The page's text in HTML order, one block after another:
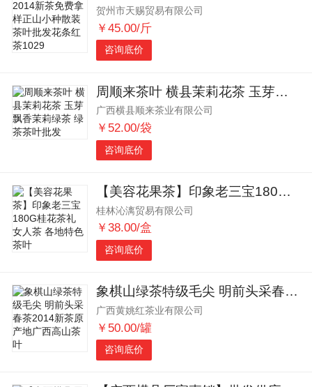
贺州市天赐贸易有限公司
￥45.00/斤
咨询底价
周顺来茶叶 横县茉莉花茶 玉芽飘香茉莉绿茶 绿茶茶叶批发
广西横县顺来茶业有限公司
￥52.00/袋
咨询底价
【美容花果茶】印象老三宝180G桂花茶礼 女人茶 各地特色茶叶
桂林沁漓贸易有限公司
￥38.00/盒
咨询底价
象棋山绿茶特级毛尖 明前头采春茶2014新茶原产地广西高山茶叶
广西黄姚红茶业有限公司
￥50.00/罐
咨询底价